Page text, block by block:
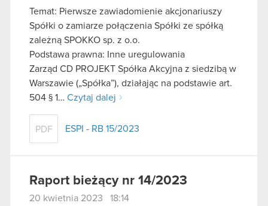
Temat: Pierwsze zawiadomienie akcjonariuszy
Spółki o zamiarze połączenia Spółki ze spółką
zależną SPOKKO sp. z o.o.
Podstawa prawna: Inne uregulowania
Zarząd CD PROJEKT Spółka Akcyjna z siedzibą w
Warszawie („Spółka”), działając na podstawie art.
504 § 1… Czytaj dalej
PDF ESPI - RB 15/2023
Raport bieżący nr 14/2023
20 kwietnia 2023 18:14